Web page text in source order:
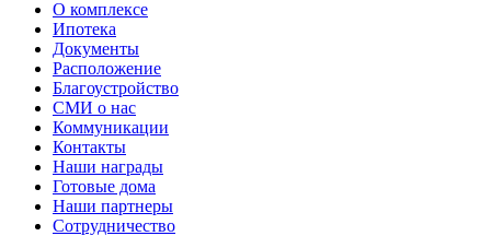
О комплексе
Ипотека
Документы
Расположение
Благоустройство
СМИ о нас
Коммуникации
Контакты
Наши награды
Готовые дома
Наши партнеры
Сотрудничество